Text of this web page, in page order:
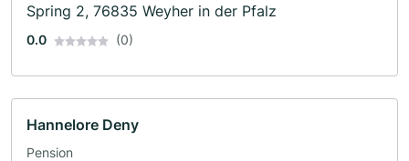
Spring 2, 76835 Weyher in der Pfalz
0.0 (0)
Hannelore Deny
Pension